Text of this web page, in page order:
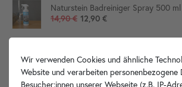
Naturstein Badreiniger Spray 500 ml
14,90 € 12,90 €
29,90 €
Wir verwenden Cookies und ähnliche
Website und verarbeiten personenbezogene
Besucher:innen unserer Webseite (z.B. IP-